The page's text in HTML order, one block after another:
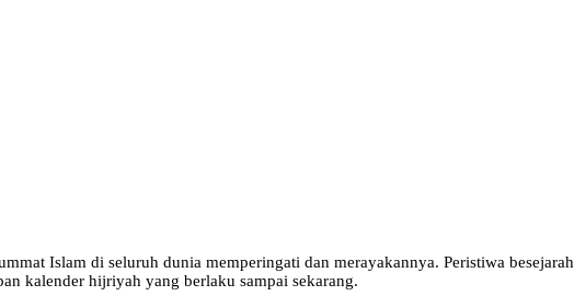
Islam di seluruh dunia memperingati dan merayakannya. Peristiwa
kalender hijriyah yang berlaku sampai sekarang.